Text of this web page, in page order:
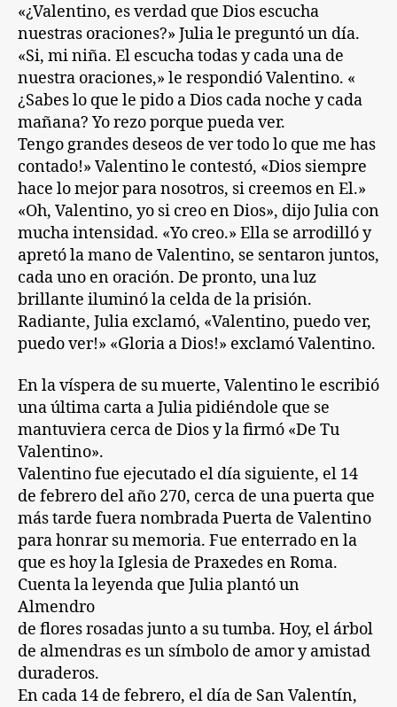
«¿Valentino, es verdad que Dios escucha
nuestras oraciones?» Julia le preguntó un día.
«Si, mi niña. El escucha todas y cada una de
nuestra oraciones,» le respondió Valentino. «
¿Sabes lo que le pido a Dios cada noche y cada
mañana? Yo rezo porque pueda ver.
Tengo grandes deseos de ver todo lo que me has
contado!» Valentino le contestó, «Dios siempre
hace lo mejor para nosotros, si creemos en El.»
«Oh, Valentino, yo si creo en Dios», dijo Julia con
mucha intensidad. «Yo creo.» Ella se arrodilló y
apretó la mano de Valentino, se sentaron juntos,
cada uno en oración. De pronto, una luz
brillante iluminó la celda de la prisión.
Radiante, Julia exclamó, «Valentino, puedo ver,
puedo ver!» «Gloria a Dios!» exclamó Valentino.
En la víspera de su muerte, Valentino le escribió
una última carta a Julia pidiéndole que se
mantuviera cerca de Dios y la firmó «De Tu
Valentino».
Valentino fue ejecutado el día siguiente, el 14
de febrero del año 270, cerca de una puerta que
más tarde fuera nombrada Puerta de Valentino
para honrar su memoria. Fue enterrado en la
que es hoy la Iglesia de Praxedes en Roma.
Cuenta la leyenda que Julia plantó un
Almendro
de flores rosadas junto a su tumba. Hoy, el árbol
de almendras es un símbolo de amor y amistad
duraderos.
En cada 14 de febrero, el día de San Valentín,